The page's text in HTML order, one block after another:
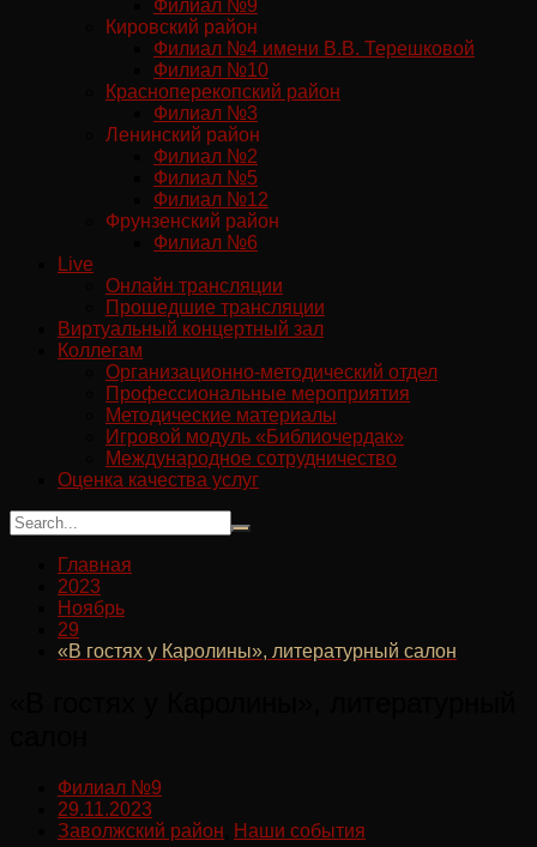
Филиал №9
Кировский район
Филиал №4 имени В.В. Терешковой
Филиал №10
Красноперекопский район
Филиал №3
Ленинский район
Филиал №2
Филиал №5
Филиал №12
Фрунзенский район
Филиал №6
Live
Онлайн трансляции
Прошедшие трансляции
Виртуальный концертный зал
Коллегам
Организационно-методический отдел
Профессиональные мероприятия
Методические материалы
Игровой модуль «Библиочердак»
Международное сотрудничество
Оценка качества услуг
Главная
2023
Ноябрь
29
«В гостях у Каролины», литературный салон
Филиал №9
29.11.2023
Заволжский район
Наши события